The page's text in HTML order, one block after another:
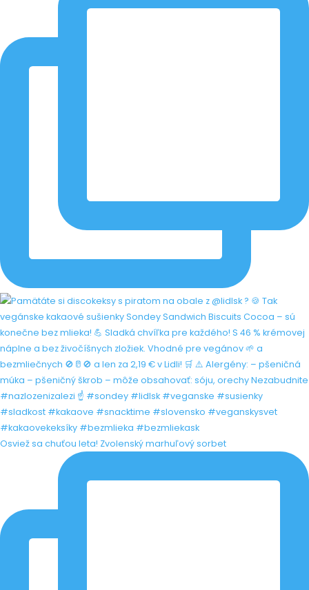
Osviež sa chuťou leta! Zvolenský marhuľový sorbet